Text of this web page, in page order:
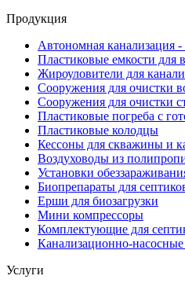
Продукция
Автономная канализация -
Пластиковые емкости для
Жироуловители для
Сооружения для очистки
Сооружения для очистки
Пластиковые погреба с
Пластиковые колодцы
Кессоны для скважины и
Воздуховоды из
Установки
Биопрепараты для
Ерши для биозагрузки
Мини компрессоры
Комплектующие для
Канализационно-
Услуги